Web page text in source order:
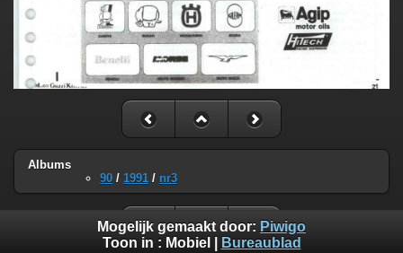
Albums
90 / 1991 / nr3
Mogelijk gemaakt door: Piwigo
Toon in : Mobiel Bureaublad